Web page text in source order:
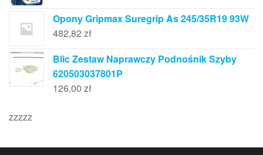
Opony Gripmax Suregrip As 245/35R19 93W
482,82 zł
Blic Zestaw Naprawczy Podnośnik Szyby
620503037801P
126,00 zł
zzzzz